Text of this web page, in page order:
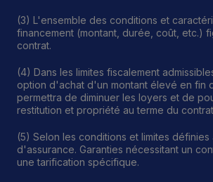
(3) L'ensemble des conditions et
financement (montant, durée, coût, etc.)
contrat.
(4) Dans les limites fiscalement
option d'achat d'un montant élevé en fin
permettra de diminuer les loyers et de
restitution et propriété au terme du
(5) Selon les conditions et limites définies
d'assurance. Garanties nécessitant un
une tarification spécifique.